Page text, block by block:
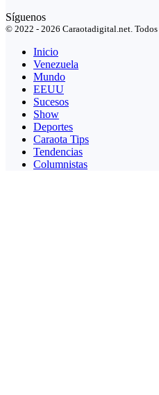
Síguenos
© 2022 - 2026 Caraotadigital.net. Todos
Inicio
Venezuela
Mundo
EEUU
Sucesos
Show
Deportes
Caraota Tips
Tendencias
Columnistas